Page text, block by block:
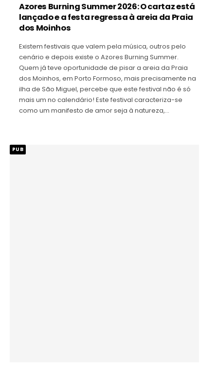
Azores Burning Summer 2026: O cartaz está
lançado e a festa regressa à areia da Praia
dos Moinhos
Existem festivais que valem pela música, outros pelo
cenário e depois existe o Azores Burning Summer.
Quem já teve oportunidade de pisar a areia da Praia
dos Moinhos, em Porto Formoso, mais precisamente na
ilha de São Miguel, percebe que este festival não é só
mais um no calendário! Este festival caracteriza-se
como um manifesto de amor seja à natureza,…
PUB